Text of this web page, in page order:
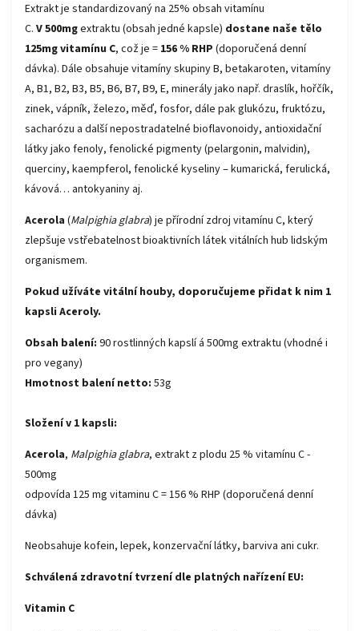
Extrakt je standardizovaný na 25% obsah vitamínu
C. V 500mgextraktu (obsah jedné kapsle) dostane naše tělo
125mg vitamínu C, což je = 156 % RHP (doporučená denní
dávka). Dále obsahuje vitamíny skupiny B, betakaroten, vitamíny
A, B1, B2, B3, B5, B6, B7, B9, E, minerály jako např. draslík, hořčík,
zinek, vápník, železo, měď, fosfor, dále pak glukózu, fruktózu,
sacharózu a další nepostradatelné bioflavonoidy, antioxidační
látky jako fenoly, fenolické pigmenty (pelargonin, malvidin),
querciny, kaempferol, fenolické kyseliny ‒ kumarická, ferulická,
kávová… antokyaniny aj.
Acerola (Malpighia glabra) je přírodní zdroj vitamínu C, který
zlepšuje vstřebatelnost bioaktivních látek vitálních hub lidským
organismem.
Pokud užíváte vitální houby, doporučujeme přidat k nim 1
kapsli Aceroly.
Obsah balení: 90 rostlinných kapslí á 500mg extraktu (vhodné i
pro vegany)
Hmotnost balení netto: 53g
Složení v 1 kapsli:
Acerola, Malpighia glabra, extrakt z plodu 25 % vitamínu C -
500mg
odpovída 125 mg vitaminu C = 156 % RHP (doporučená denní
dávka)
Neobsahuje kofein, lepek, konzervační látky, barviva ani cukr.
Schválená zdravotní tvrzení dle platných nařízení EU:
Vitamin C